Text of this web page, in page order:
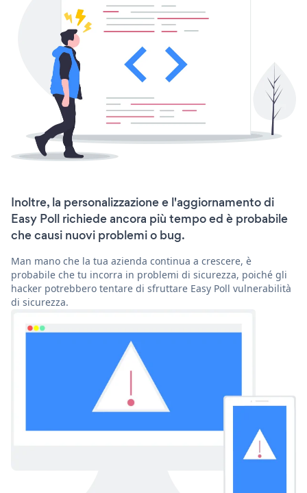
Inoltre, la personalizzazione e l'aggiornamento di
Easy Poll richiede ancora più tempo ed è probabile
che causi nuovi problemi o bug.
Man mano che la tua azienda continua a crescere, è
probabile che tu incorra in problemi di sicurezza, poiché gli
hacker potrebbero tentare di sfruttare Easy Poll vulnerabilità
di sicurezza.